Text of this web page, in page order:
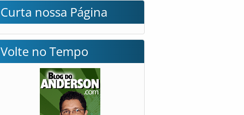
Curta nossa Página
Volte no Tempo